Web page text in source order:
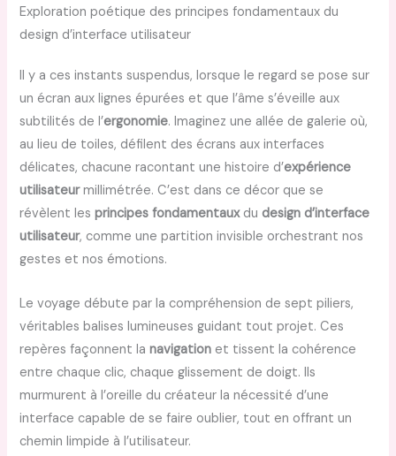
Exploration poétique des principes fondamentaux du
design d’interface utilisateur
Il y a ces instants suspendus, lorsque le regard se pose sur
un écran aux lignes épurées et que l’âme s’éveille aux
subtilités de l’ergonomie. Imaginez une allée de galerie où,
au lieu de toiles, défilent des écrans aux interfaces
délicates, chacune racontant une histoire d’expérience
utilisateurmillimétrée. C’est dans ce décor que se
révèlent lesprincipes fondamentauxdudesign d’interface
utilisateur, comme une partition invisible orchestrant nos
gestes et nos émotions.
Le voyage débute par la compréhension de sept piliers,
véritables balises lumineuses guidant tout projet. Ces
repères façonnent lanavigation et tissent la cohérence
entre chaque clic, chaque glissement de doigt. Ils
murmurent à l’oreille du créateur la nécessité d’une
interface capable de se faire oublier, tout en offrant un
chemin limpide à l’utilisateur.